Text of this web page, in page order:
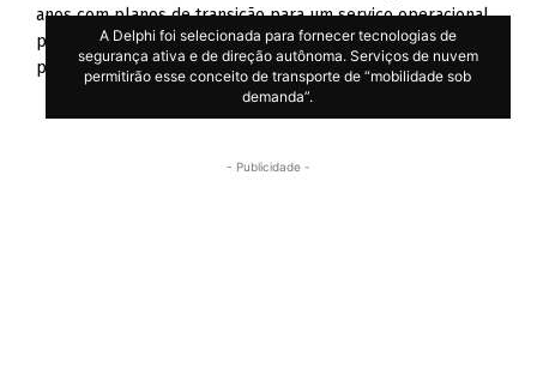
anos com planos de transição para um serviço operacional
previsto para 2022. Outros testes estão sendo planejados
pela Delphi para a América do Norte e Europa no futuro.
A Delphi foi selecionada para fornecer tecnologias de
segurança ativa e de direção autônoma. Serviços de nuvem
permitirão esse conceito de transporte de “mobilidade sob
demanda”.
- Publicidade -